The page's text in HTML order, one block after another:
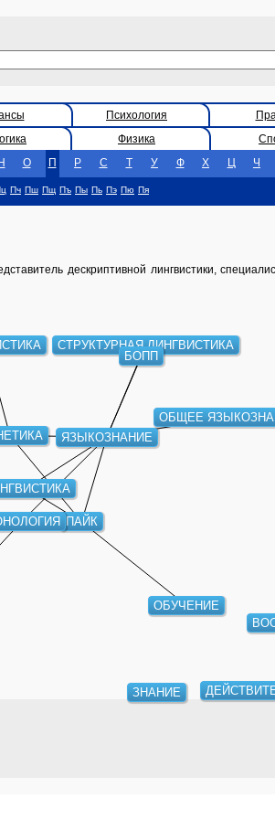
Психология
Физика
Н О П Р С Т У Ф Х Ц Ч
Пч Пш Пщ Пъ Пы Пь Пэ Пю Пя
дескриптивной лингвистики,
ПАЙК
ЯЗЫКОЗНАНИЕ
ОБУЧЕНИЕ
ОБЩЕЕ
СТРУКТУРНАЯ ЛИНГВИСТИКА
БОПП
ЗНАНИЕ